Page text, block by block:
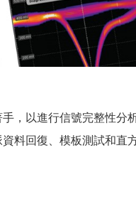
，以進行信號完整性
料回復、模板測試和直